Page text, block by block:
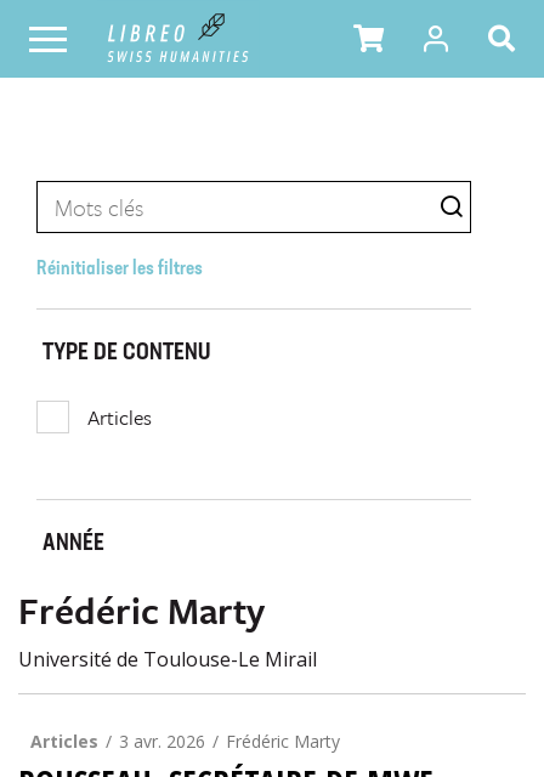
Réinitialiser les filtres
TYPE DE CONTENU
Articles
ANNÉE
Frédéric Marty
Université de Toulouse-Le Mirail
Articles 3 avr. 2026 Frédéric Marty